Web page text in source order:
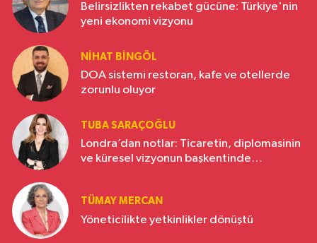
Belirsizlikten rekabet gücüne: Türkiye'nin
yeni ekonomi vizyonu
NIHAT BINGÖL
DOA sistemi restoran, kafe ve otellerde
zorunlu oluyor
TUBA SARAÇOĞLU
Londra’dan notlar: Ticaretin, diplomasinin
ve küresel vizyonun başkentinde
TÜMAY MERCAN
Yöneticilikte yetkinlikler dönüştü